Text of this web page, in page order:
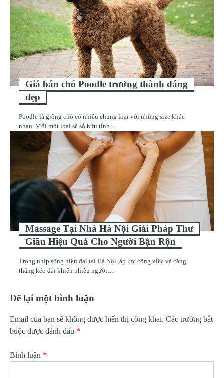
Giá bán chó Poodle trưởng thành dáng
đẹp
Poodle là giống chó có nhiều chủng loại với những size khác
nhau. Mỗi một loại sẽ sở hữu tính…
Massage Tại Nhà Hà Nội Giải Pháp Thư
Giãn Hiệu Quả Cho Người Bận Rộn
Trong nhịp sống hiện đại tại Hà Nội, áp lực công việc và căng
thẳng kéo dài khiến nhiều người…
Để lại một bình luận
Email của bạn sẽ không được hiển thị công khai. Các trường bắt
buộc được đánh dấu *
Bình luận *